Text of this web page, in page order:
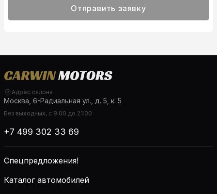
Отправить заявку
Адрес салона
Москва, 6-Радиальная ул., д. 5, к. 5
Без выходных, с 9:00 до 21:00
+7 499 302 33 69
Спецпредложения!
Каталог автомобилей